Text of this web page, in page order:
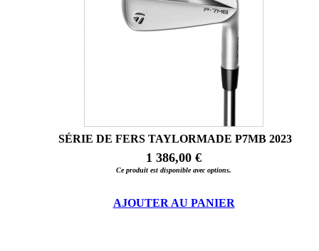
SÉRIE DE FERS TAYLORMADE P7MB 2023
1 386,00 €
Ce produit est disponible avec options.
AJOUTER AU PANIER